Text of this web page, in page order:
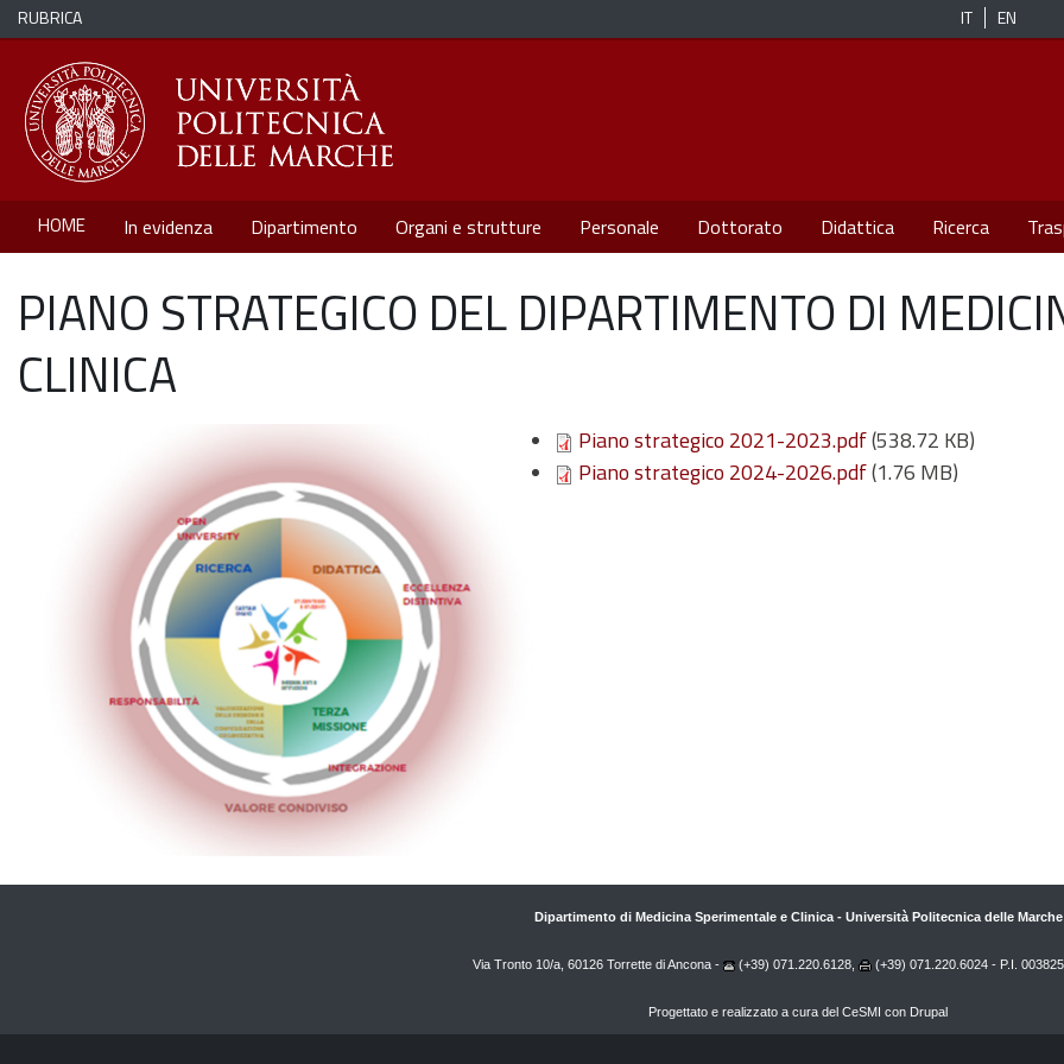
RUBRICA IT EN
HOME In evidenza Dipartimento Organi e strutture Personale Dottorato Didattica Ricerca
PIANO STRATEGICO DEL DIPARTIMENTO DI
CLINICA
Piano strategico 2021-2023.pdf(538.72 KB)
Piano strategico 2024-2026.pdf(1.76 MB)
Dipartimento di Medicina Sperimentale e Clinica- Università Politecnica delle Marche
Via Tronto 10/a, 60126 Torrette di Ancona - (+39) 071.220.6128, (+39) 071.220.6024 - P.I.
Progettato e realizzato a cura del CeSMI con Drupal